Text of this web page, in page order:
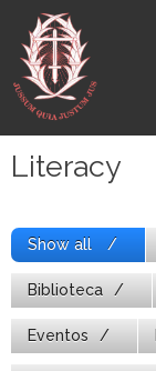
para
conteúdo
Literacy
Show all
Biblioteca
Eventos